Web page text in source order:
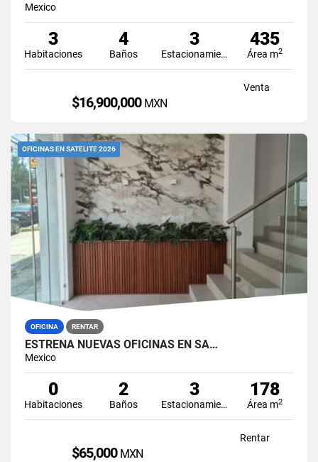
Mexico
3
Habitaciones
4
Baños
3
Estacionamiento
435
Área m2
Venta
$16,900,000 MXN
OFICINAS EN SATELITE 2026
OFICINA RENTAR
ESTRENA NUEVAS OFICINAS EN SA…
Mexico
0
Habitaciones
2
Baños
3
Estacionamiento
178
Área m2
Rentar
$65,000 MXN